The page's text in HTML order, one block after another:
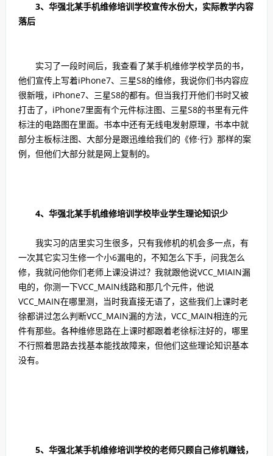
3、华强北某手机维修培训学校宣传水份大，实际教学内容
落后
实习了一段时间后，我查看了某手机维修学校学员的书，
他们宣传上写着iPhone7、三星S8的维修，我说你们书内容应
很新哦，iPhone7、三星S8的都有。但当我打开他们书时又被
打击了，iPhone7里面有个元件标注图、三星S8的书里有元件
标注的电路图在里面。书本中还有无线电发射原理，书本中就
部分主板标注图、大部分是跟迅维给我们的《修·行》那样的案
例，但他们大部分就是网上复制的。
4、华强北某手机维修培训学校毕业学生理论知识少
我实习的店里实习生很多，只有我修机的机会多一点，有
一次其它实习生修一个小6漏电的，不知怎么下手，问我怎么
修，我就问他你们老师上课没讲过？我就跟他说VCC_MIAIN漏
电的，你测一下VCC_MAIN线路和那几个元件，他说
VCC_MAIN在哪里测，当时我直接无语了，这些我们上课时老
徐都讲过怎么判断VCC_MAIN漏的方法，VCC_MAIN相连的元
件有那些。各种维修思路在上课时都跟着老徐标注好的，哪里
不行照着思路去找基本能找故障来，但他们这些理论知识基本
没有。
5、华强北某手机维修培训学校的老师只顾自己修机赚钱，